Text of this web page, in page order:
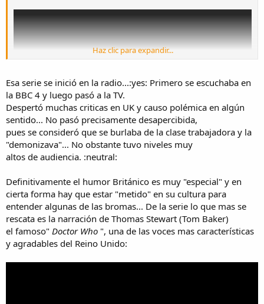
Haz clic para expandir...
Esa serie se inició en la radio...:yes: Primero se escuchaba en
la BBC 4 y luego pasó a la TV.
Despertó muchas criticas en UK y causo polémica en algún
sentido... No pasó precisamente desapercibida,
pues se consideró que se burlaba de la clase trabajadora y la
"demonizava"... No obstante tuvo niveles muy
altos de audiencia. :neutral:
Definitivamente el humor Británico es muy "especial" y en
cierta forma hay que estar "metido" en su cultura para
entender algunas de las bromas... De la serie lo que mas se
rescata es la narración de Thomas Stewart (Tom Baker)
el famoso" Doctor Who ", una de las voces mas características
y agradables del Reino Unido: